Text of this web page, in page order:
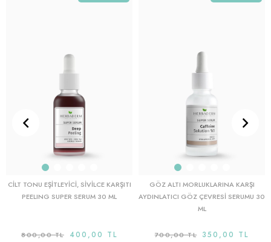
CILT TONU EŞITLEYICI, SIVILCE KARŞITI
PEELING SUPER SERUM 30 ML
400,00 TL
800,00 TL
GÖZ ALTI MORLUKLARINA KARŞI
AYDINLATICI GÖZ ÇEVRESI SERUMU 30
ML
350,00 TL
700,00 TL